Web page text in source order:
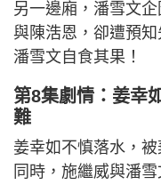
另一邊廂，潘雪文
與陳浩恩，卻遭預
潘雪文自食其果！
第8集劇情：姜幸
難
姜幸如不慎落水，
同時，施繼威與潘